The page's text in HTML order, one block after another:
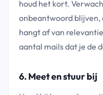
houd het kort.
onbeantwoord blijven,
hangt af van
aantal mails dat je de
6. Meet en stuur bij